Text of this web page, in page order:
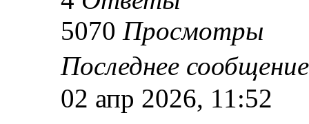
5070 Просмотры
Последнее
02 апр 2026, 11:52